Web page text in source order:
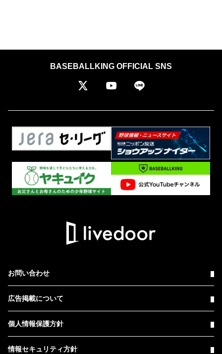
BASEBALLKING OFFICIAL SNS
お問い合わせ
広告掲載について
個人情報保護方針
情報セキュリティ方針